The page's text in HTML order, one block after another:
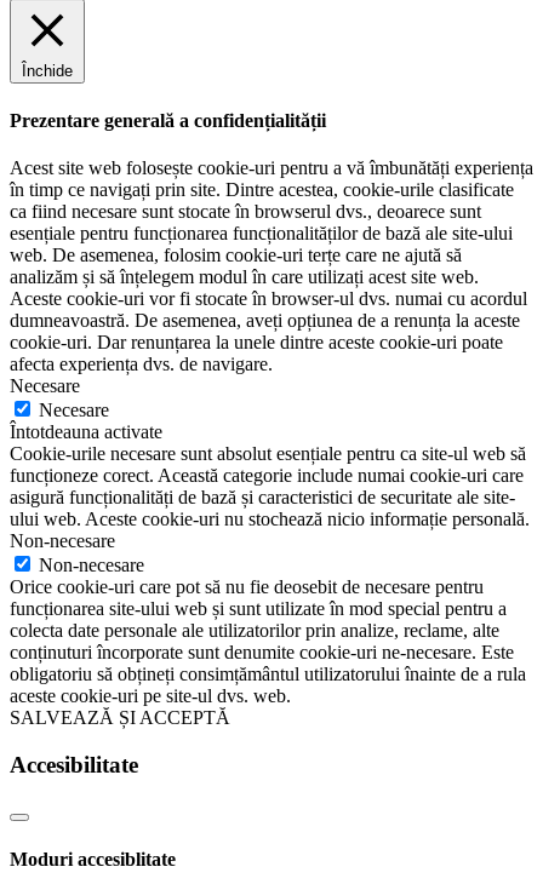
Închide
Prezentare generală a confidențialității
Acest site web folosește cookie-uri pentru a vă îmbunătăți experiența
în timp ce navigați prin site. Dintre acestea, cookie-urile clasificate
ca fiind necesare sunt stocate în browserul dvs., deoarece sunt
esențiale pentru funcționarea funcționalităților de bază ale site-ului
web. De asemenea, folosim cookie-uri terțe care ne ajută să
analizăm și să înțelegem modul în care utilizați acest site web.
Aceste cookie-uri vor fi stocate în browser-ul dvs. numai cu acordul
dumneavoastră. De asemenea, aveți opțiunea de a renunța la aceste
cookie-uri. Dar renunțarea la unele dintre aceste cookie-uri poate
afecta experiența dvs. de navigare.
Necesare
Necesare
Întotdeauna activate
Cookie-urile necesare sunt absolut esențiale pentru ca site-ul web să
funcționeze corect. Această categorie include numai cookie-uri care
asigură funcționalități de bază și caracteristici de securitate ale site-
ului web. Aceste cookie-uri nu stochează nicio informație personală.
Non-necesare
Non-necesare
Orice cookie-uri care pot să nu fie deosebit de necesare pentru
funcționarea site-ului web și sunt utilizate în mod special pentru a
colecta date personale ale utilizatorilor prin analize, reclame, alte
conținuturi încorporate sunt denumite cookie-uri ne-necesare. Este
obligatoriu să obțineți consimțământul utilizatorului înainte de a rula
aceste cookie-uri pe site-ul dvs. web.
SALVEAZĂ ȘI ACCEPTĂ
Accesibilitate
Moduri accesiblitate